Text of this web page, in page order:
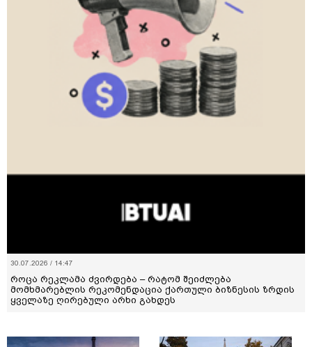
30.07.2026 / 14:47
როცა რეკლამა ძვირდება – რატომ შეიძლება
მომხმარებლის რეკომენდაცია ქართული ბიზნესის ზრდის
ყველაზე ღირებული არხი გახდეს